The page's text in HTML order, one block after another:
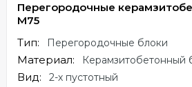
Перегородочные
М75
Тип:
Перегородочные блоки
Материал: Керамзитобетонный
Вид: 2-х пустотный